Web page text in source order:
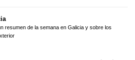
resumen de la semana en Galicia y sobre los